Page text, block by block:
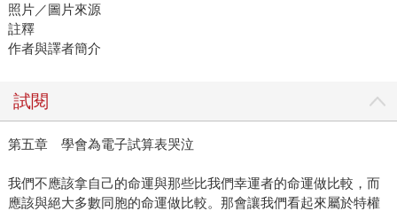
照片／圖片來源
註釋
作者與譯者簡介
試閱
第五章 學會為電子試算表哭泣
我們不應該拿自己的命運與那些比我們幸運者的命運做比較，而
應該與絕大多數同胞的命運做比較。那會讓我們看起來屬於特權